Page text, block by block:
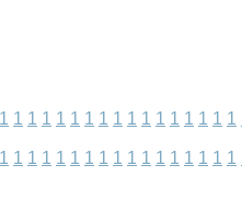
1 1 1 1 1 1 1 1 1 1 1 1 1 1 1 1 1
1 1 1 1 1 1 1 1 1 1 1 1 1 1 1 1 1